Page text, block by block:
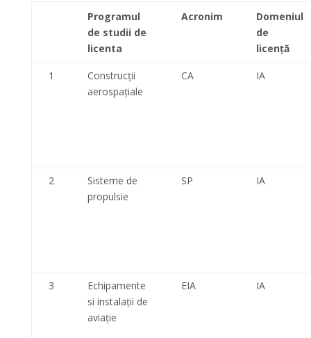
Programul
de studii de
licenta
Acronim
Domeniul
de
licență
1
Construcții
aerospațiale
CA IA
2
Sisteme de
propulsie
SP IA
3
Echipamente
si instalații de
aviație
EIA IA